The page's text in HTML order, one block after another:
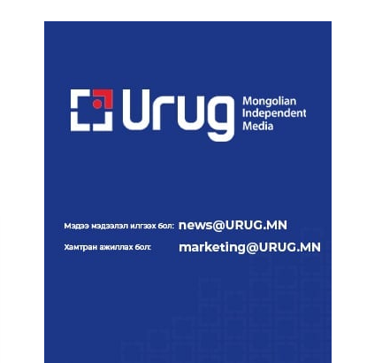
Д.Амарбаясгалан: Зах
Голомт банк АНЭУ-ын
Mashreq банканд Дирхам